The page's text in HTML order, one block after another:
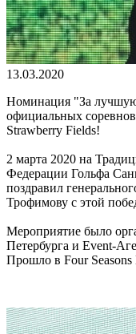
13.03.2020
Номинация "За
официальных
Strawberry Fields!
2 марта 2020 на
Федерации Гольфа
поздравил
Трофимову с этой
Мероприятие было
Петербурга и Event-
Прошло в Four Seasons